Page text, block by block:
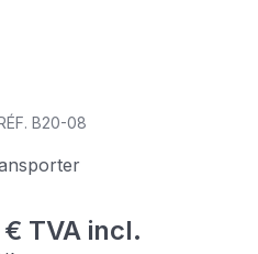
B20-08
€ TVA incl.